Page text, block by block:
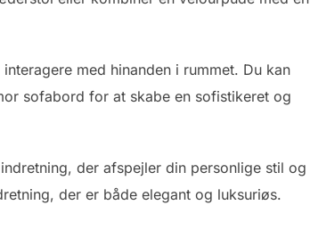
med hinanden i rummet. Du kan
sofabord for at skabe en sofistikeret og
der afspejler din personlige stil og
der er både elegant og luksuriøs.